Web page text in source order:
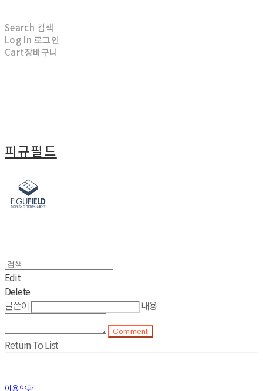
Search 검색
Log In 로그인
Cart장바구니
피규필드
Edit
Delete
글쓴이
내용
Comment
Return To List
이용약관